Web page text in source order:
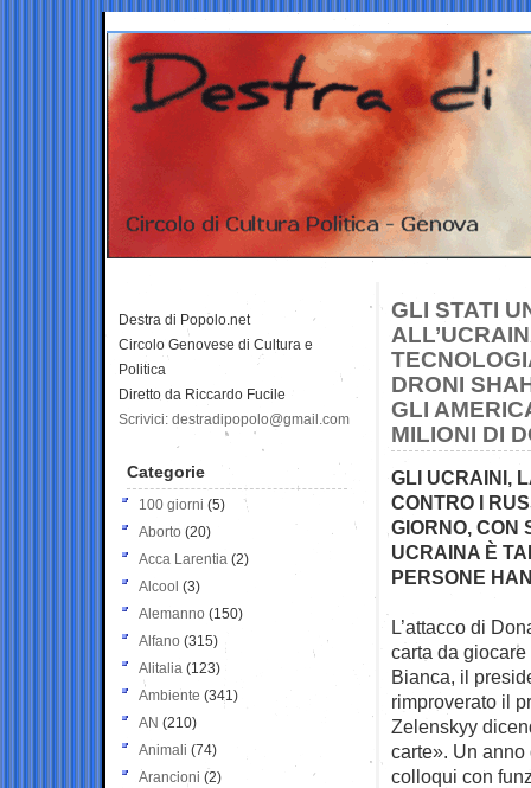
GLI STATI
DRONI
GLI
MILIONI DI
GLI UCRAINI,
CONTRO I
GIORNO, CON
UCRAINA È
PERSONE
L’attacco di
carta da giocare
Bianca, il
rimproverato il
Zelenskyy
carte». Un anno
colloqui con
Destra di Popolo.net
Circolo Genovese di Cultura e
Politica
Diretto da Riccardo Fucile
Scrivici: destradipopolo@gmail.com
Categorie
100 giorni (5)
Aborto (20)
Acca Larentia (2)
Alcool (3)
Alemanno (150)
Alfano (315)
Alitalia (123)
Ambiente (341)
AN (210)
Animali (74)
Arancioni (2)